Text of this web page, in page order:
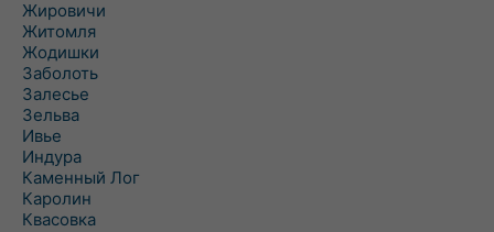
Жировичи
Житомля
Жодишки
Заболоть
Залесье
Зельва
Ивье
Индура
Каменный Лог
Каролин
Квасовка